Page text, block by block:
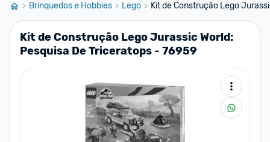
Brinquedos e Hobbies Lego Kit de Construção Lego
Kit de Construção Lego Jurassic World:
Pesquisa De Triceratops - 76959